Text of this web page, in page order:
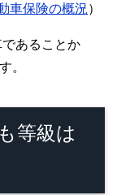
車保険の概況）
あることか
。
等級は